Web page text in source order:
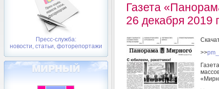
Пресс-служба:
новости, статьи, фоторепортажи
Газета
26 декабря 2019
>>